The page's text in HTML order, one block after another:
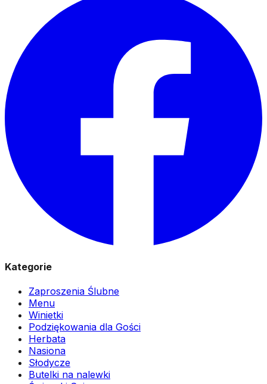
Kategorie
Zaproszenia Ślubne
Menu
Winietki
Podziękowania dla Gości
Herbata
Nasiona
Słodycze
Butelki na nalewki